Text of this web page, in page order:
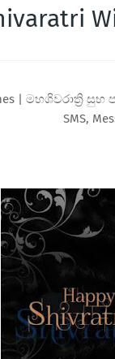
| මහශිවරාත්‍රි සුභ
SMS,